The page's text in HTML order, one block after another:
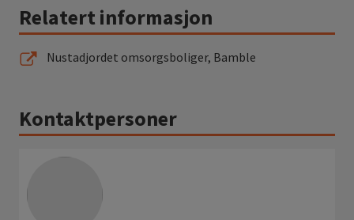
Relatert informasjon
Nustadjordet omsorgsboliger, Bamble
Kontaktpersoner